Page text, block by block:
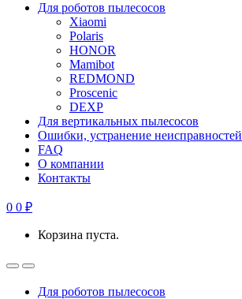
Для роботов пылесосов
Xiaomi
Polaris
HONOR
Mamibot
REDMOND
Proscenic
DEXP
Для вертикальных пылесосов
Ошибки, устранение неисправностей
FAQ
О компании
Контакты
0 0 ₽
Корзина пуста.
Для роботов пылесосов